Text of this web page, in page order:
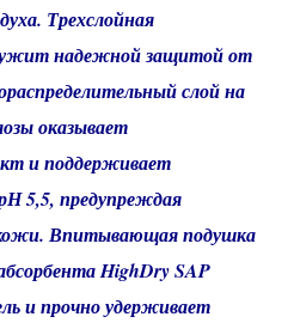
Трехслойная
надежной защитой от
слой на
оказывает
и поддерживает
5,5, предупреждая
Впитывающая подушка
HighDry SAP
и прочно удерживает